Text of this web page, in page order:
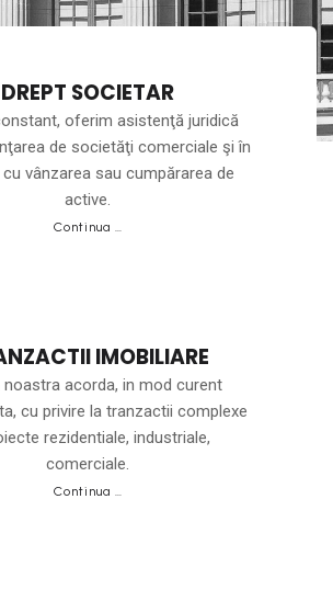
DREPT SOCIETAR
oferim asistenţă juridică
de societăţi comerciale şi în
vânzarea sau cumpărarea de
active.
Continua …
IMOBILIARE
noastra acorda, in mod curent
cu privire la tranzactii complexe
rezidentiale, industriale,
comerciale.
Continua …